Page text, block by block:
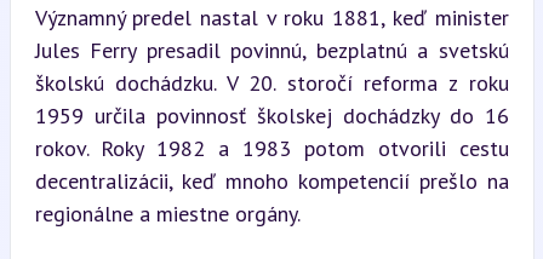
Významný predel nastal v roku 1881, keď minister
Jules Ferry presadil povinnú, bezplatnú a svetskú
školskú dochádzku. V 20. storočí reforma z roku
1959 určila povinnosť školskej dochádzky do 16
rokov. Roky 1982 a 1983 potom otvorili cestu
decentralizácii, keď mnoho kompetencií prešlo na
regionálne a miestne orgány.